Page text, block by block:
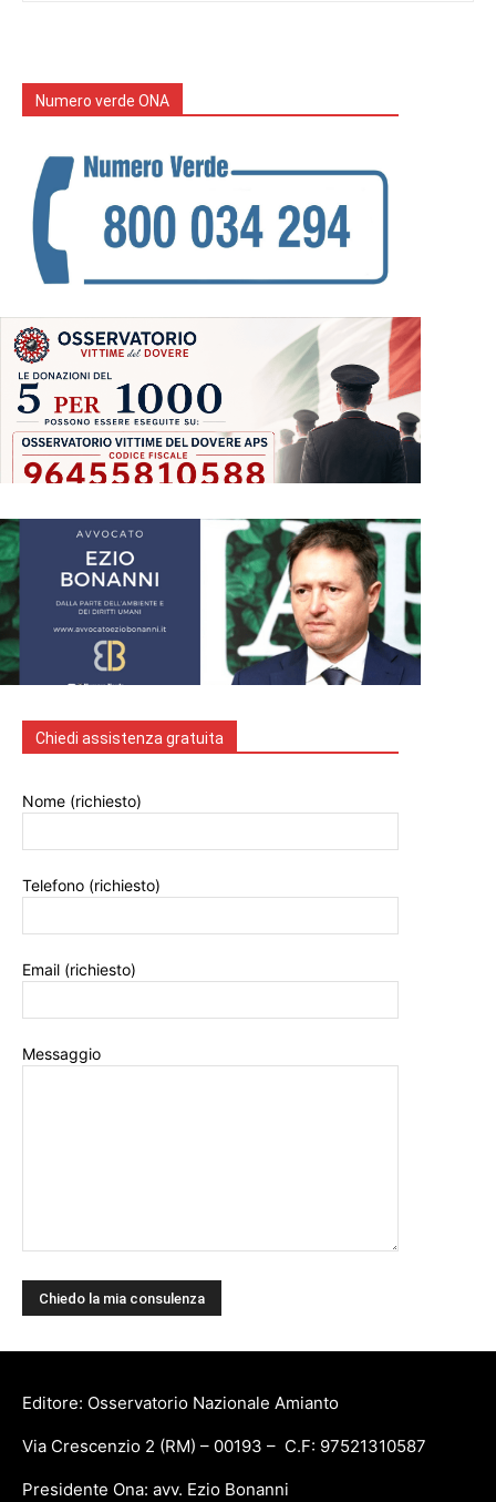
Numero verde ONA
Chiedi assistenza gratuita
Nome (richiesto)
Telefono (richiesto)
Email (richiesto)
Messaggio
Editore: Osservatorio Nazionale Amianto
Via Crescenzio 2 (RM) – 00193 – C.F: 97521310587
Presidente Ona: avv. Ezio Bonanni